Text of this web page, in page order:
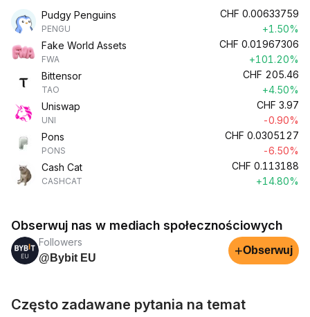
Pudgy Penguins
PENGU
CHF 0.00633759
+1.50%
Fake World Assets
FWA
CHF 0.01967306
+101.20%
Bittensor
TAO
CHF 205.46
+4.50%
Uniswap
UNI
CHF 3.97
-0.90%
Pons
PONS
CHF 0.0305127
-6.50%
Cash Cat
CASHCAT
CHF 0.113188
+14.80%
Obserwuj nas w mediach społecznościowych
Followers
@Bybit EU
+Obserwuj
Często zadawane pytania na temat